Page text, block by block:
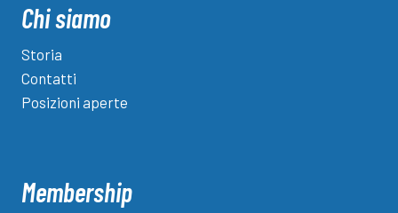
Chi siamo
Storia
Contatti
Posizioni aperte
Membership